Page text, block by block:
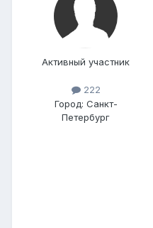
Активный участник
222
Город: Санкт-
Петербург